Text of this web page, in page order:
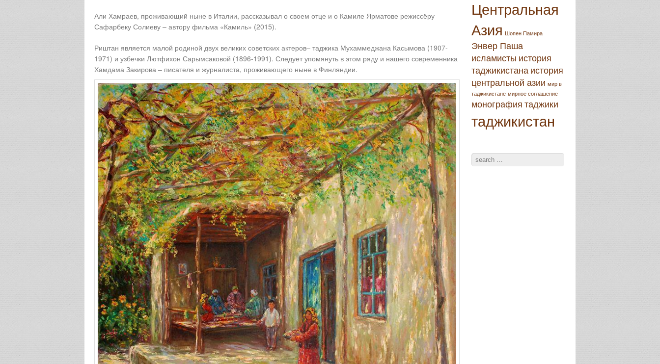
Али Хамраев, проживающий ныне в Италии, рассказывал о своем отце и о Камиле Ярматове режиссёру
Сафарбеку Солиеву – автору фильма «Камиль» (2015).
Риштан является малой родиной двух великих советских актеров– таджика Мухаммеджана Касымова (1907-
1971) и узбечки Лютфихон Сарымсаковой (1896-1991). Следует упомянуть в этом ряду и нашего современника
Хамдама Закирова – писателя и журналиста, проживающего ныне в Финляндии.
Центральная
Азия Шопен Памира
Энвер Паша
исламисты история
таджикистана история
центральной азии мир в
таджикистане мирное соглашение
монография таджики
таджикистан
Search